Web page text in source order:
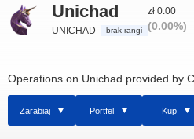
Unichad
UNICHAD brak rangi
zł 0.00
(0.00%)
Operations on Unichad provided by
Zarabiaj Portfel Kup